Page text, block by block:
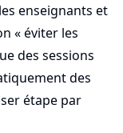
enseignants et
« éviter les
des sessions
des
étape par